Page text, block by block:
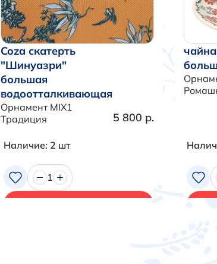
Coza скатерть
"Шинуазри"
большая
водоотталкивающая
Орнамент MIX1
Традиция
5 800 р.
Наличие: 2 шт
1